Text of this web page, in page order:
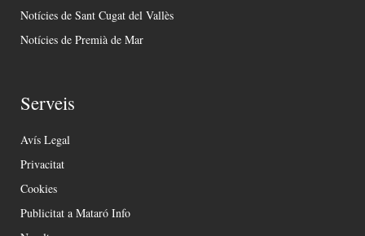
Notícies de Sant Cugat del Vallès
Notícies de Premià de Mar
Serveis
Avís Legal
Privacitat
Cookies
Publicitat a Mataró Info